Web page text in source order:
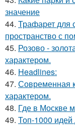
значение
44. Трафарет для
пространство с
45. Розово -
характером.
46. Headlines:
47. Современная
характером.
48. Где в Москве
49. Топ-1000 идей